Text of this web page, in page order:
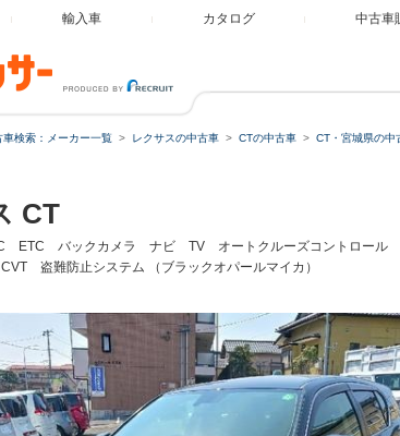
輸入車 カタログ 中古車
車検索：メーカー一覧 レクサスの中古車 CTの中古車 CT・宮城県の中
CT
C ETC バックカメラ ナビ TV オートクルーズコントロー
盗難防止システム （ブラックオパールマイカ）